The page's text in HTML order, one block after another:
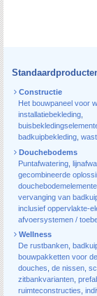
Constructie
Het bouwpaneel voor
installatiebekleding
badkuipbekleding
Douchebodems
Puntafwatering
gecombineerde
vervanging van
inclusief oppervlakte-
afvoersystemen /
Wellness
De rustbanken
bouwpakketten voor
douches de nissen
zitbankvarianten
ruimteconstructies